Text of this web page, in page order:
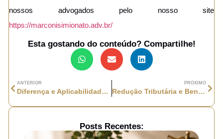
nossos advogados pelo nosso site
https://marconisimionato.adv.br/
Esta gostando do conteúdo? Compartilhe!
ANTERIOR
Diferença e Aplicabilidade da Meação e da Partilha: Características e Relação como Direito Civil Brasileiro
PRÓXIMO
Redução Tributária e Benefícios do Planejamento Patrimonial – Protegendo Seu Legado
Posts Recentes: